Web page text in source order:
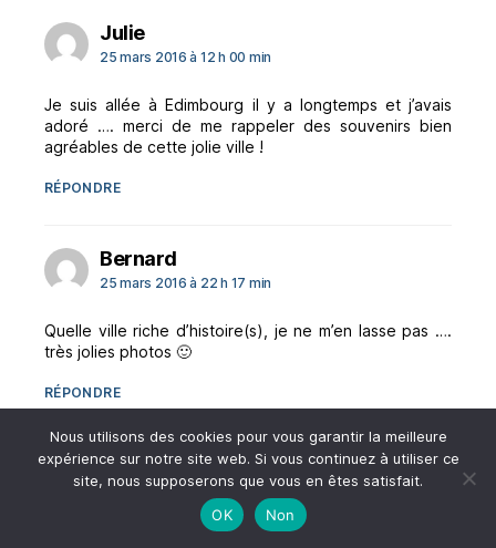
Juliedit :
25 mars 2016 à 12 h 00 min
Je suis allée à Edimbourg il y a longtemps et j’avais
adoré …. merci de me rappeler des souvenirs bien
agréables de cette jolie ville !
RÉPONDRE
Bernarddit :
25 mars 2016 à 22 h 17 min
Quelle ville riche d’histoire(s), je ne m’en lasse pas ….
très jolies photos 🙂
RÉPONDRE
Améliedit :
26 mars 2016 à 12 h 47 min
Je t’avoue que je suis plus « attirée » par Glasgow,
Nous utilisons des cookies pour vous garantir la meilleure
expérience sur notre site web. Si vous continuez à utiliser ce
site, nous supposerons que vous en êtes satisfait.
OK
Non